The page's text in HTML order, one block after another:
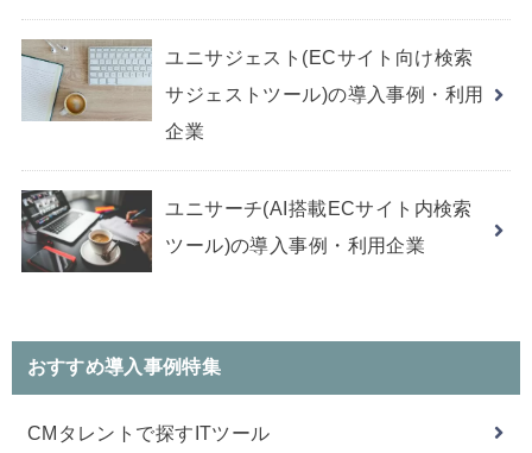
ユニサジェスト(ECサイト向け検索
サジェストツール)の導入事例・利用
企業
ユニサーチ(AI搭載ECサイト内検索
ツール)の導入事例・利用企業
おすすめ導入事例特集
CMタレントで探すITツール